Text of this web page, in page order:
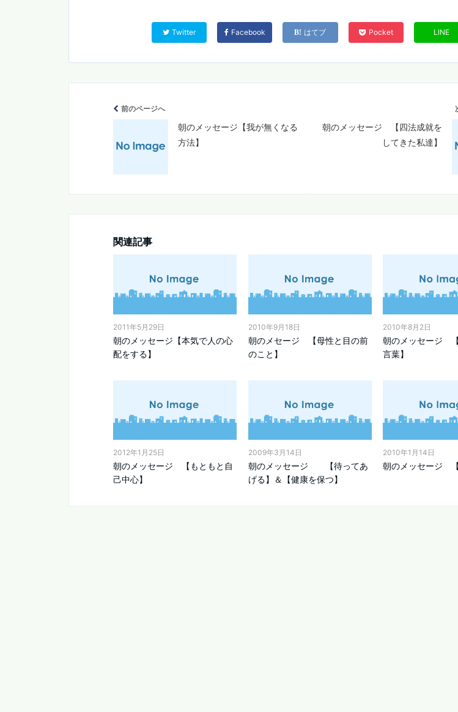
Twitter Facebook はてブ Pocket LINE
前のページへ
朝のメッセージ【我が無くなる
方法】
朝のメッセージ 【四法成就を
してきた私達】
関連記事
2011年5月29日
朝のメッセージ【本気で人の心
配をする】
2010年9月18日
朝のメセージ 【母性と目の前
のこと】
2010年8月2日
朝のメッセージ
言葉】
2012年1月25日
朝のメッセージ 【もともと自
己中心】
2009年3月14日
朝のメッセージ 【待ってあ
げる】＆【健康を保つ】
2010年1月14日
朝のメッセージ 【